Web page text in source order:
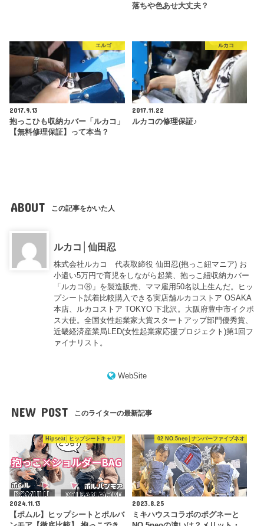
落ちや色あせ大丈夫？
エルゴ
2017.9.13
抱っこひも収納カバー「ルカコ」
【無料修理保証】って本当？
ルカコ
2017.11.22
ルカコの修理保証♪
ABOUT この記事をかいた人
ルカコ│仙田忍
株式会社ルカコ 代表取締役 仙田忍(抱っこ紐マニア) お
小遣い5万円で育児をしながら起業、抱っこ紐収納カバー
「ルカコⓇ」を製造販売、ママ雇用50名以上生んだ。ヒッ
プシート試着比較購入できる実店舗ルカコストア OSAKA
本店、ルカコストア TOKYO 下北沢。大阪府豊中市イクボ
ス大使。全国女性起業家大賞スタートアップ部門優秀賞、
近畿経済産業局LED(女性起業家応援プロジェクト)第1回フ
ァイナリスト。
WebSite
NEW POST このライターの最新記事
Hipseat│ヒップシートキャリア
2024.11.13
【ポムル】ヒップシートとポルバ
02 NO.5neo│ナンバーファイブネオ
2023.8.25
ミキハウスコラボのポグネーと